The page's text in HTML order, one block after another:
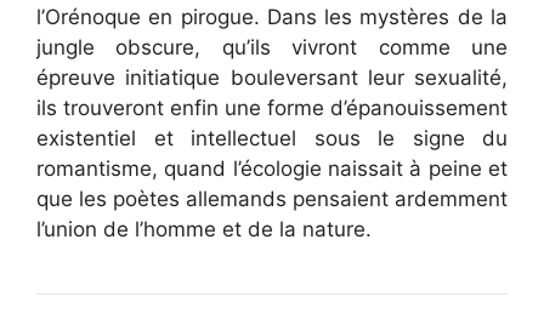
l’Orénoque en pirogue. Dans les mystères de la
jungle obscure, qu’ils vivront comme une
épreuve initiatique bouleversant leur sexualité,
ils trouveront enfin une forme d’épanouissement
existentiel et intellectuel sous le signe du
romantisme, quand l’écologie naissait à peine et
que les poètes allemands pensaient ardemment
l’union de l’homme et de la nature.